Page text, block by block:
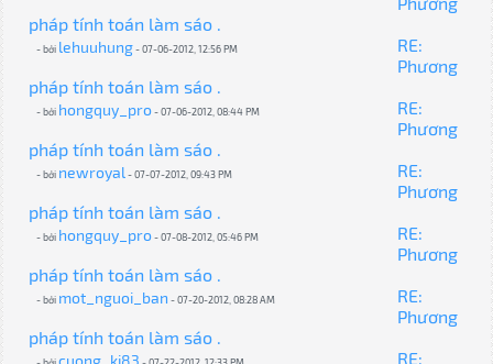
pháp tính toán làm sáo .
- bởi lehuuhung- 07-06-2012, 12:56 PM
RE:
Phương
pháp tính toán làm sáo .
- bởi hongquy_pro- 07-06-2012, 08:44 PM
RE:
Phương
pháp tính toán làm sáo .
- bởi newroyal- 07-07-2012, 09:43 PM
RE:
Phương
pháp tính toán làm sáo .
- bởi hongquy_pro- 07-08-2012, 05:46 PM
RE:
Phương
pháp tính toán làm sáo .
- bởi mot_nguoi_ban - 07-20-2012, 08:28 AM
RE:
Phương
pháp tính toán làm sáo .
RE: